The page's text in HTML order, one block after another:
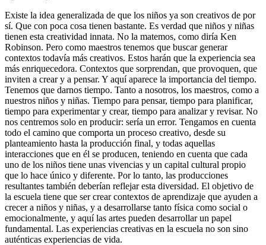
Existe la idea generalizada de que los niños ya son creativos de por
sí. Que con poca cosa tienen bastante. Es verdad que niños y niñas
tienen esta creatividad innata. No la matemos, como diría Ken
Robinson. Pero como maestros tenemos que buscar generar
contextos todavía más creativos. Estos harán que la experiencia sea
más enriquecedora. Contextos que sorprendan, que provoquen, que
inviten a crear y a pensar. Y aquí aparece la importancia del tiempo.
Tenemos que darnos tiempo. Tanto a nosotros, los maestros, como a
nuestros niños y niñas. Tiempo para pensar, tiempo para planificar,
tiempo para experimentar y crear, tiempo para analizar y revisar. No
nos centremos solo en producir: sería un error. Tengamos en cuenta
todo el camino que comporta un proceso creativo, desde su
planteamiento hasta la producción final, y todas aquellas
interacciones que en él se producen, teniendo en cuenta que cada
uno de los niños tiene unas vivencias y un capital cultural propio
que lo hace único y diferente. Por lo tanto, las producciones
resultantes también deberían reflejar esta diversidad. El objetivo de
la escuela tiene que ser crear contextos de aprendizaje que ayuden a
crecer a niños y niñas, y a desarrollarse tanto física como social o
emocionalmente, y aquí las artes pueden desarrollar un papel
fundamental. Las experiencias creativas en la escuela no son sino
auténticas experiencias de vida.